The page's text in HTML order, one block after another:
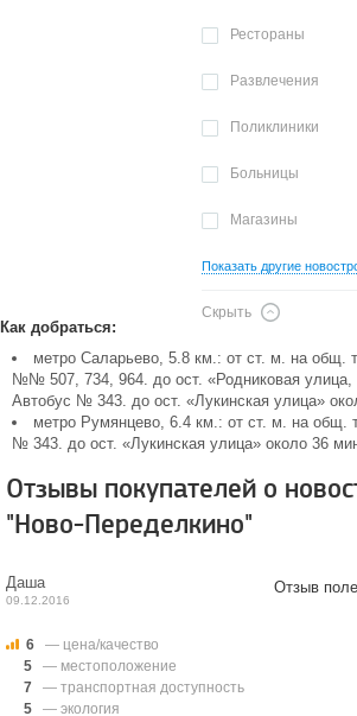
Рестораны
Развлечения
Поликлиники
Больницы
Магазины
Показать другие
Скрыть
Как добраться:
метро Саларьево, 5.8 км.: от ст. м. на общ.
№№ 507, 734, 964. до ост. «Родниковая улица,
Автобус № 343. до ост. «Лукинская улица»
метро Румянцево, 6.4 км.: от ст. м. на общ.
№ 343. до ост. «Лукинская улица» около 36
Отзывы покупателей о
"Ново-Переделкино"
Даша
09.12.2016
Отзыв
6
— цена/качество
5
— местоположение
7
— транспортная доступность
5
— экология